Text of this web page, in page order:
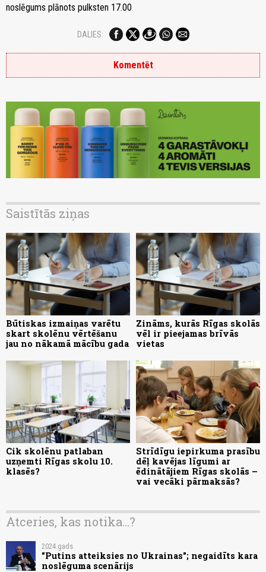
noslēgums plānots pulksten 17.00
DALIES:
Komentēt
Saistītās ziņas
Būtiskas izmaiņas varētu
skart skolēnu vērtēšanu
jau no nākamā mācību gada
Zināms, kurās Rīgas skolās
vēl ir pieejamas brīvās
vietas
Cik skolēnu patlaban
uzņemti Rīgas skolu 10.
klasēs?
Strīdīgu iepirkuma prasību
dēļ kavējas līgumi ar
ēdinātājiem Rīgas skolās –
vai vecāki pārmaksās?
Atceries, kas notika...?
2024.gads
"Putins atteiksies no Ukrainas"; negaidīts kara
noslēguma scenārijs